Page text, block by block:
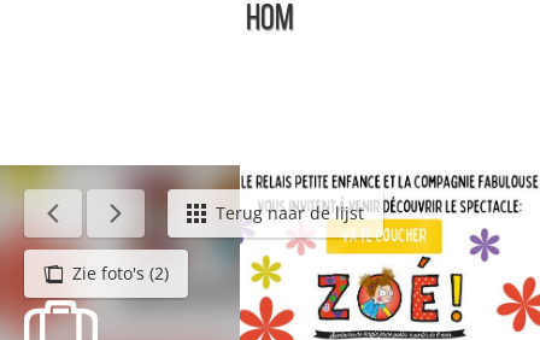
HOM
Agenda - NederlandsTerug naar de lijst
Zie foto's (2)